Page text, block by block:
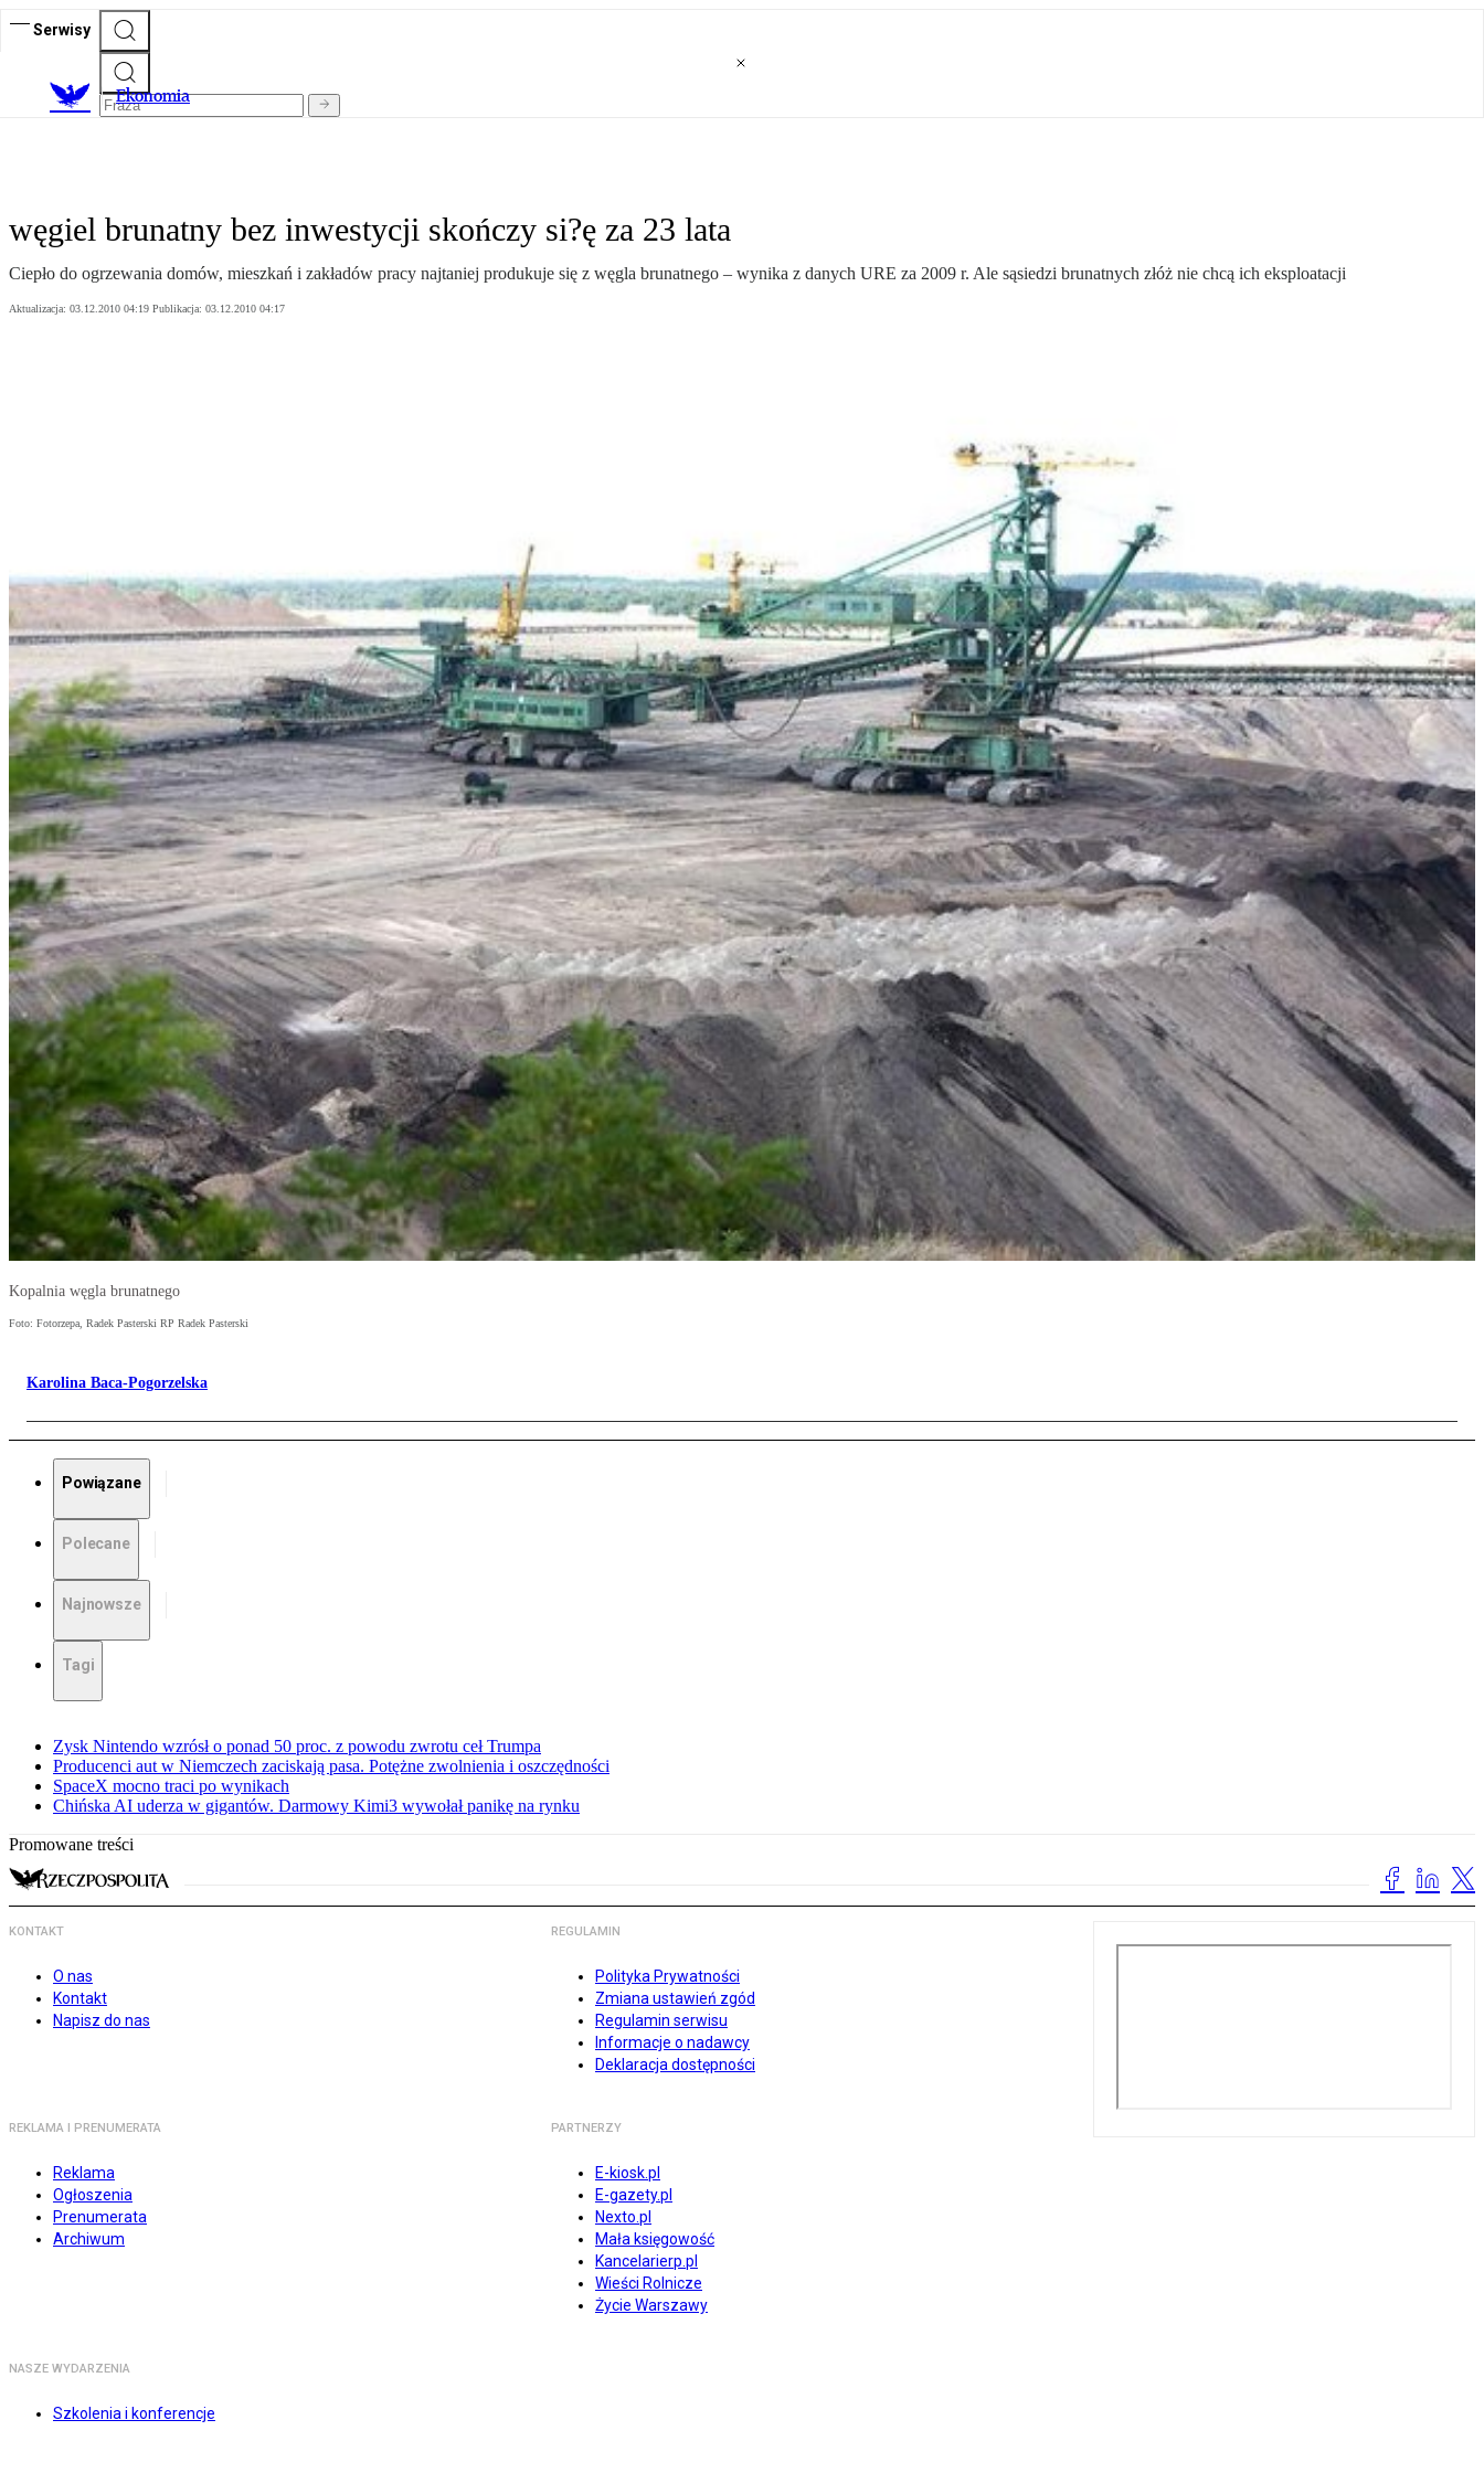
Serwisy
Ekonomia
węgiel brunatny bez inwestycji skończy si?ę za 23 lata
Ciepło do ogrzewania domów, mieszkań i zakładów pracy najtaniej produkuje się z węgla brunatnego – wynika z danych URE za 2009 r. Ale sąsiedzi brunatnych złóż nie chcą ich eksploatacji
Aktualizacja: 03.12.2010 04:19 Publikacja: 03.12.2010 04:17
Kopalnia węgla brunatnego
Foto: Fotorzepa, Radek Pasterski RP Radek Pasterski
Karolina Baca-Pogorzelska
Powiązane
Polecane
Najnowsze
Tagi
Zysk Nintendo wzrósł o ponad 50 proc. z powodu zwrotu ceł Trumpa
Producenci aut w Niemczech zaciskają pasa. Potężne zwolnienia i oszczędności
SpaceX mocno traci po wynikach
Chińska AI uderza w gigantów. Darmowy Kimi3 wywołał panikę na rynku
Promowane treści
KONTAKT
O nas
Kontakt
Napisz do nas
REGULAMIN
Polityka Prywatności
Zmiana ustawień zgód
Regulamin serwisu
Informacje o nadawcy
Deklaracja dostępności
REKLAMA I PRENUMERATA
Reklama
Ogłoszenia
Prenumerata
Archiwum
PARTNERZY
E-kiosk.pl
E-gazety.pl
Nexto.pl
Mała księgowość
Kancelarierp.pl
Wieści Rolnicze
Życie Warszawy
NASZE WYDARZENIA
Szkolenia i konferencje